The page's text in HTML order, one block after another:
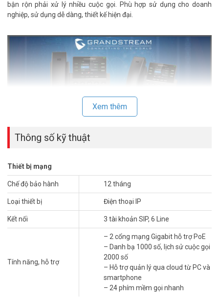
bận rộn phải xử lý nhiều cuộc gọi. Phù hợp sử dụng cho doanh
nghiệp, sử dụng dễ dàng, thiết kế hiện đại.
Điện thoại IP Grandstream
năng thế hệ tiếp theo bao gồm 24 phím đa năng ảo (VPK), cổng
Gigabit kép, màn hình LCD màu với các tấm mặt có thể hoán đổi để
dễ dàng tùy chỉnh logo và hơn thế nữa. Nó bao gồm các tính năng
bảo mật cấp nhà cung cấp dịch vụ để cung cấp bảo mật cấp doanh
nghiệp, bao gồm khởi động an toàn, hình ảnh phần sụn kép và lưu
GRP2613 được hỗ trợ bởi Hệ thống quản lý thiết bị của
Grandstream (GDMS), cung cấp giao diện tập trung để định cấu
hình, cung cấp, quản lý và giám sát việc triển khai các điểm cuối
Xem thêm
Thông số kỹ thuật
Thiết bị mạng
Chế độ bảo hành 12 tháng
Loại thiết bị Điện thoại IP
Kết nối 3 tài khoản SIP, 6 Line
Tính năng, hỗ trợ
– 2 cổng mạng Gigabit hỗ trợ PoE
– Danh bạ 1000 số, lịch sử cuộc gọi
2000 số
– Hỗ trợ quản lý qua cloud từ PC và
smartphone
– 24 phím mềm gọi nhanh